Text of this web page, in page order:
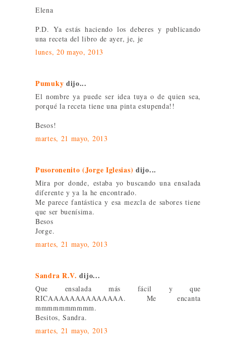
Elena
P.D. Ya estás haciendo los deberes y publicando
una receta del libro de ayer, je, je
lunes, 20 mayo, 2013
Pumuky dijo...
El nombre ya puede ser idea tuya o de quien sea,
porqué la receta tiene una pinta estupenda!!
Besos!
martes, 21 mayo, 2013
Pusoronenito (Jorge Iglesias) dijo...
Mira por donde, estaba yo buscando una ensalada
diferente y ya la he encontrado.
Me parece fantástica y esa mezcla de sabores tiene
que ser buenísima.
Besos
Jorge.
martes, 21 mayo, 2013
Sandra R.V. dijo...
Que ensalada más fácil y que
RICAAAAAAAAAAAAAA. Me encanta
mmmmmmmmmm.
Besitos, Sandra.
martes, 21 mayo, 2013